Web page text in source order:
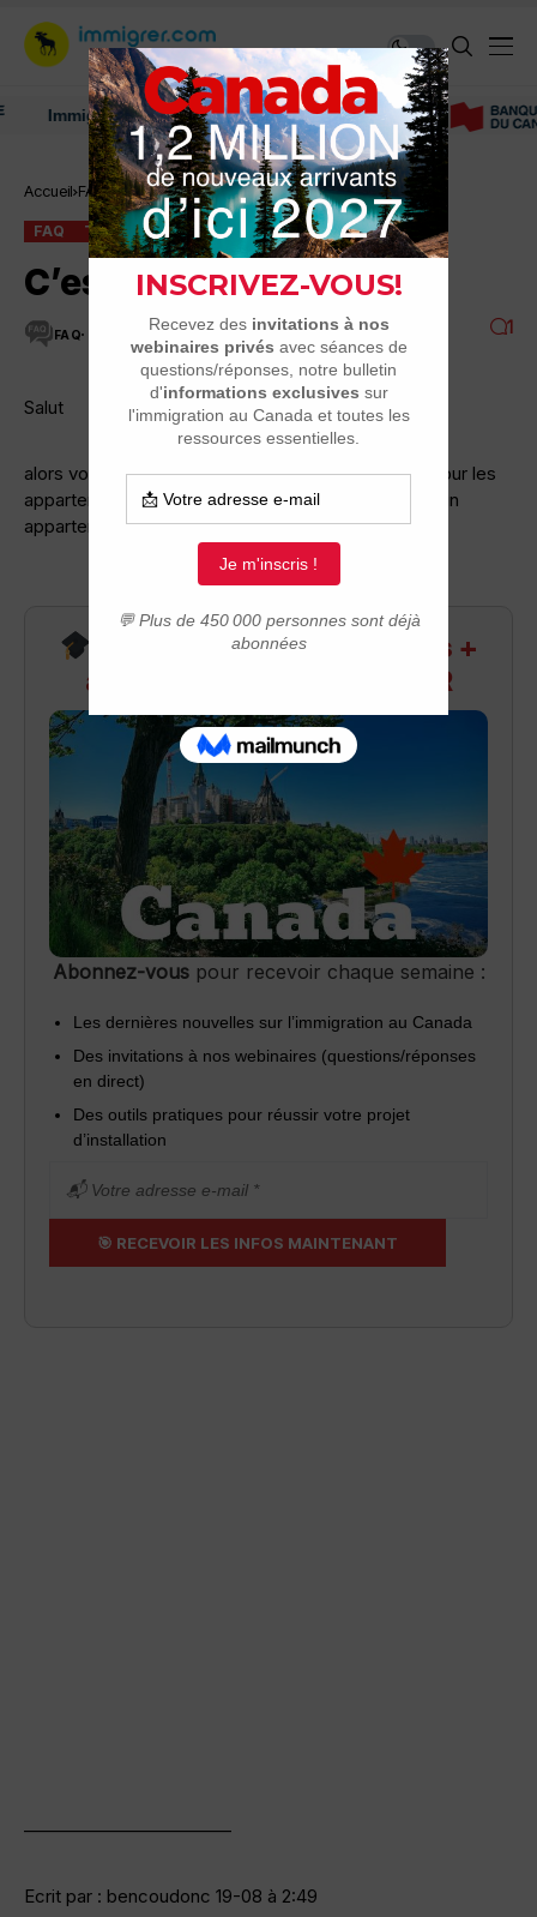
Immigrer au Canada: ressources et conseils
Accueil FAQ C’est quoi un bachelor ?
FAQ TROUVER UN LOGEMENT
C’est quoi un bachelor ?
FAQ 1 MINUTES DE LECTURE 21.1K VUES 1
Salut
alors voilà je voulais savoir c’est quoi un bachelor pour les
appartement en fesant des recherches pour louer un
appartement j’ai trouvé ce terme !
Recevez infos exclusives +
accès aux webinaires Q&R
Abonnez-vouspour recevoir chaque semaine :
Les dernières nouvelles sur l’immigration au Canada
Des invitations à nos webinaires (questions/réponses
en direct)
Des outils pratiques pour réussir votre projet
d’installation
———————————–
Ecrit par : bencoudonc 19-08 à 2:49